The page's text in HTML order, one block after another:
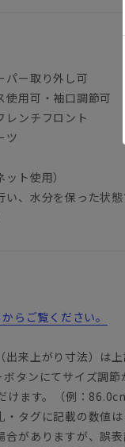
パー取り外し可
使用可・袖口調節可
レンチフロント
ツ
ト使用）
い、水分を保った状
らご覧ください。
来上がり寸法）は上
タンにてサイズ調
けます。（例：
タグに記載の数値
がありますが、誤表